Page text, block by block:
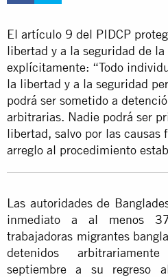
El artículo 9 del PIDCP
libertad y a la seguridad de la
explícitamente: “Todo
la libertad y a la seguridad
podrá ser sometido a
arbitrarias. Nadie podrá ser
libertad, salvo por las causas
arreglo al procedimiento
Las autoridades de
inmediato aal menos
trabajadoras migrantes
detenidos
septiembre a su regreso